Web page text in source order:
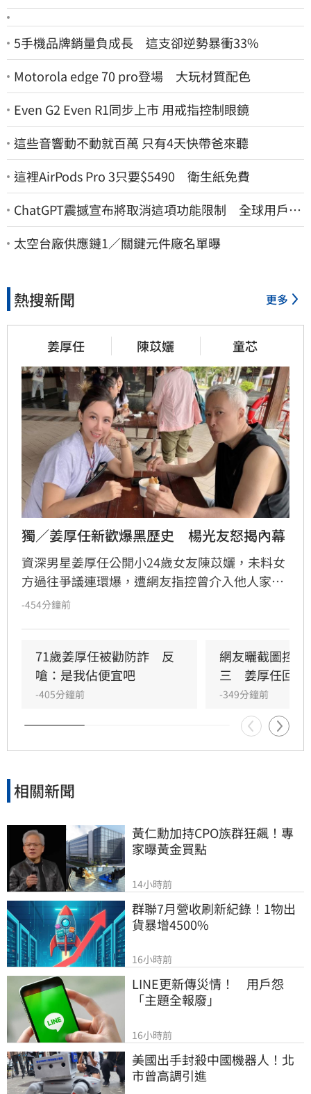
5手機品牌銷量負成長 這支卻逆勢暴衝33%
Motorola edge 70 pro登場 大玩材質配色
Even G2 Even R1同步上市 用戒指控制眼鏡
這些音響動不動就百萬 只有4天快帶爸來聽
這裡AirPods Pro 3只要$5490 衛生紙免費
ChatGPT震撼宣布將取消這項功能限制 全球用戶即
刻起「免費」用到飽
太空台廠供應鏈1／關鍵元件廠名單曝
熱搜新聞 更多
姜厚任 陳苡孋 童芯
獨／姜厚任新歡爆黑歷史　楊光友怒揭內幕
資深男星姜厚任公開小24歲女友陳苡孋，未料女
方過往爭議連環爆，遭網友指控曾介入他人家庭
並自稱神明轉世，學經歷引發外界質疑。面對輿
私生活。楊光友更透露曾親自請兩人吃飯並包紅
包祝福，強調只要女方能陪伴姜厚任，無需在意
其背景與他人閒言碎語，展現對好友戀情的堅定
-454分鐘前
71歲姜厚任被勸防詐　反
嗆：是我佔便宜吧
-405分鐘前
網友曬截圖控
三　姜厚任回應
-349分鐘前
相關新聞
黃仁勳加持CPO族群狂飆！專
家曝黃金買點
14小時前
群聯7月營收刷新紀錄！1物出
貨暴增4500%
16小時前
LINE更新傳災情！　用戶怨
「主題全報廢」
16小時前
美國出手封殺中國機器人！北
市曾高調引進